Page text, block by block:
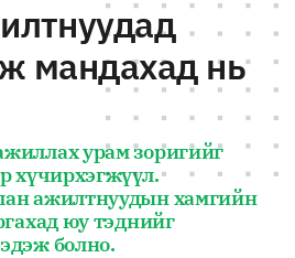
мандахад нь
урам зоригийг
хүчирхэгжүүл.
ажилтнуудын хамгийн
юу тэднийг
болно.